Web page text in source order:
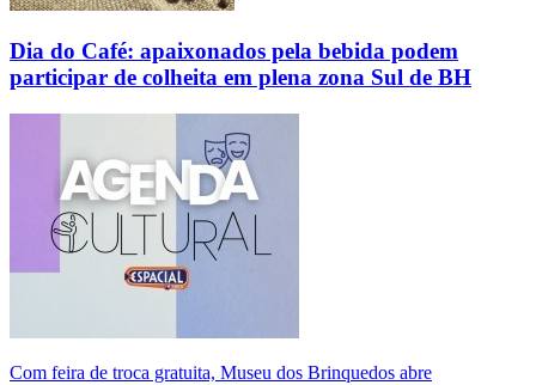
Dia do Café: apaixonados pela bebida podem
participar de colheita em plena zona Sul de BH
Com feira de troca gratuita, Museu dos Brinquedos abre